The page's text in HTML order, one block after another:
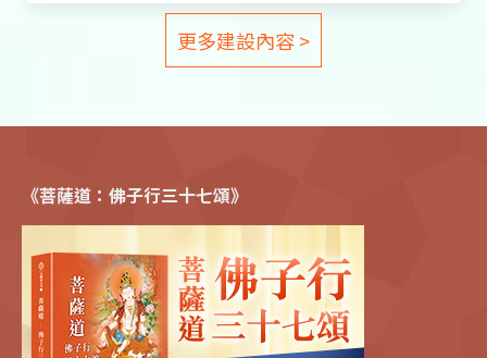
更多建設內容 >
《菩薩道：佛子行三十七頌》